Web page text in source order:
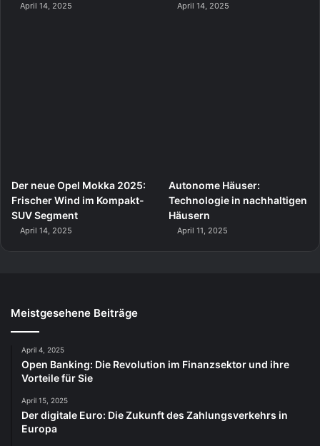
April 14, 2025 April 14, 2025
Der neue Opel Mokka 2025:
Frischer Wind im Kompakt-
SUV Segment
April 14, 2025
Autonome Häuser:
Technologie in nachhaltigen
Häusern
April 11, 2025
Meistgesehene Beiträge
April 4, 2025
Open Banking: Die Revolution im Finanzsektor und ihre
Vorteile für Sie
April 15, 2025
Der digitale Euro: Die Zukunft des Zahlungsverkehrs in
Europa